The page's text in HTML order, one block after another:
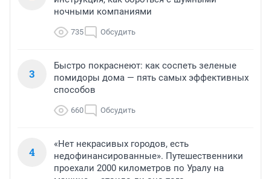
ночными компаниями
735 Обсудить
3
Быстро покраснеют: как соспеть зеленые
помидоры дома — пять самых эффективных
способов
660 Обсудить
4
«Нет некрасивых городов, есть
недофинансированные». Путешественники
проехали 2000 километров по Уралу на